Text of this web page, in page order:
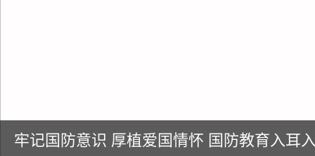
牢记国防意识 厚植爱国情怀 国防教育入耳